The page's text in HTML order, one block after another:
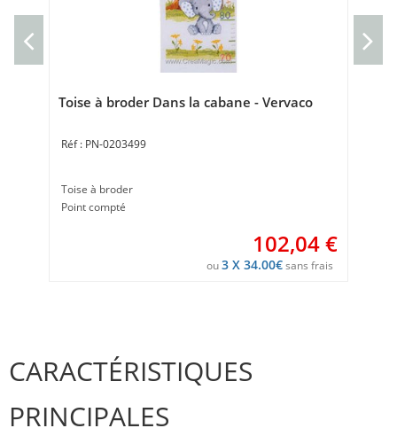
Toise à broder Dans la cabane - Vervaco
PN-0203499
Toise à broder
Point compté
102,04€
ou3 X 34.00€sans frais
CARACTÉRISTIQUES
PRINCIPALES